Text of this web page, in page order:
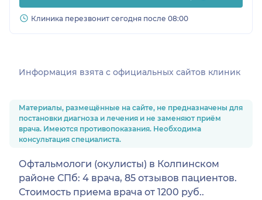
Клиника перезвонит сегодня после 08:00
Информация взята c официальных сайтов клиник
Материалы, размещённые на сайте, не предназначены для
постановки диагноза и лечения и не заменяют приём
врача. Имеются противопоказания. Необходима
консультация специалиста.
Офтальмологи (окулисты) в Колпинском
районе СПб: 4 врача, 85 отзывов пациентов.
Стоимость приема врача от 1200 руб..